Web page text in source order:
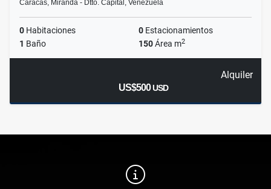
Caracas, Miranda - Dtto. Capital, Venezuela
0 Habitaciones 0 Estacionamientos
1 Baño 150Área m2
Alquiler
US$500USD